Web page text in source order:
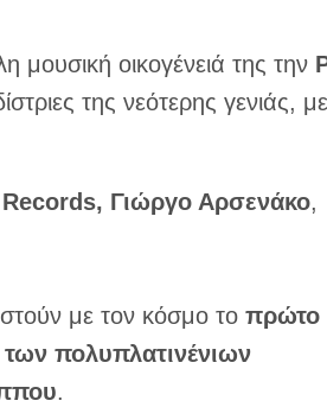
μουσική οικογένειά της την
της νεότερης γενιάς, με
Γιώργο Αρσενάκο,
με τον κόσμο το πρώτο
πολυπλατινένιων
.